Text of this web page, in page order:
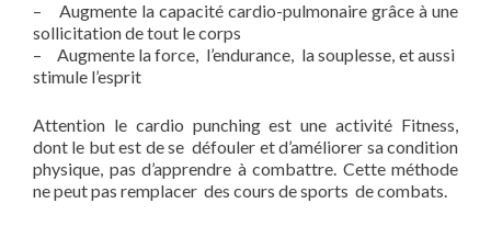
– Augmente la capacité cardio-pulmonaire grâce à une
sollicitation de tout le corps
– Augmente la force, l’endurance, la souplesse, et aussi
stimule l’esprit
Attention le cardio punching est une activité Fitness,
dont le but est de se défouler et d’améliorer sa condition
physique, pas d’apprendre à combattre. Cette méthode
ne peut pas remplacer des cours de sports de combats.